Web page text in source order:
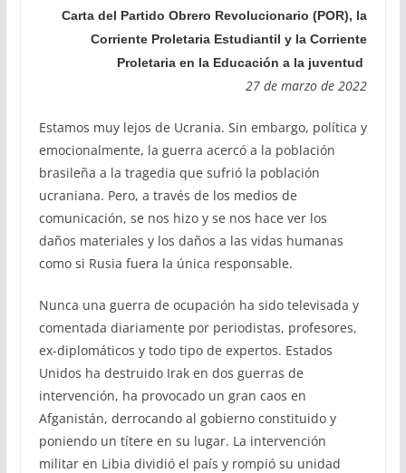
Carta del Partido Obrero Revolucionario (POR), la
Corriente Proletaria Estudiantil y la Corriente
Proletaria en la Educación a la juventud
27 de marzo de 2022
Estamos muy lejos de Ucrania. Sin embargo, política y
emocionalmente, la guerra acercó a la población
brasileña a la tragedia que sufrió la población
ucraniana. Pero, a través de los medios de
comunicación, se nos hizo y se nos hace ver los
daños materiales y los daños a las vidas humanas
como si Rusia fuera la única responsable.
Nunca una guerra de ocupación ha sido televisada y
comentada diariamente por periodistas, profesores,
ex-diplomáticos y todo tipo de expertos. Estados
Unidos ha destruido Irak en dos guerras de
intervención, ha provocado un gran caos en
Afganistán, derrocando al gobierno constituido y
poniendo un títere en su lugar. La intervención
militar en Libia dividió el país y rompió su unidad